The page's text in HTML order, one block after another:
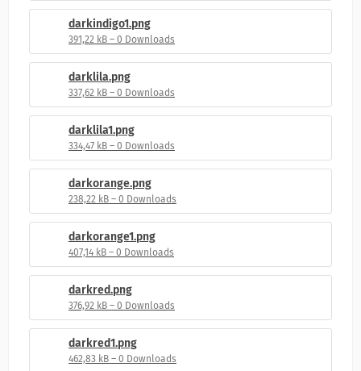
darkindigo1.png
391,22 kB – 0 Downloads
darklila.png
337,62 kB – 0 Downloads
darklila1.png
334,47 kB – 0 Downloads
darkorange.png
238,22 kB – 0 Downloads
darkorange1.png
407,14 kB – 0 Downloads
darkred.png
376,92 kB – 0 Downloads
darkred1.png
462,83 kB – 0 Downloads